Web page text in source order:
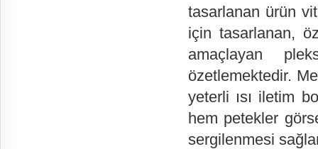
tasarlanan ürün
için tasarlanan,
amaçlayan
özetlemektedir.
yeterli ısı iletim
hem petekler
sergilenmesi